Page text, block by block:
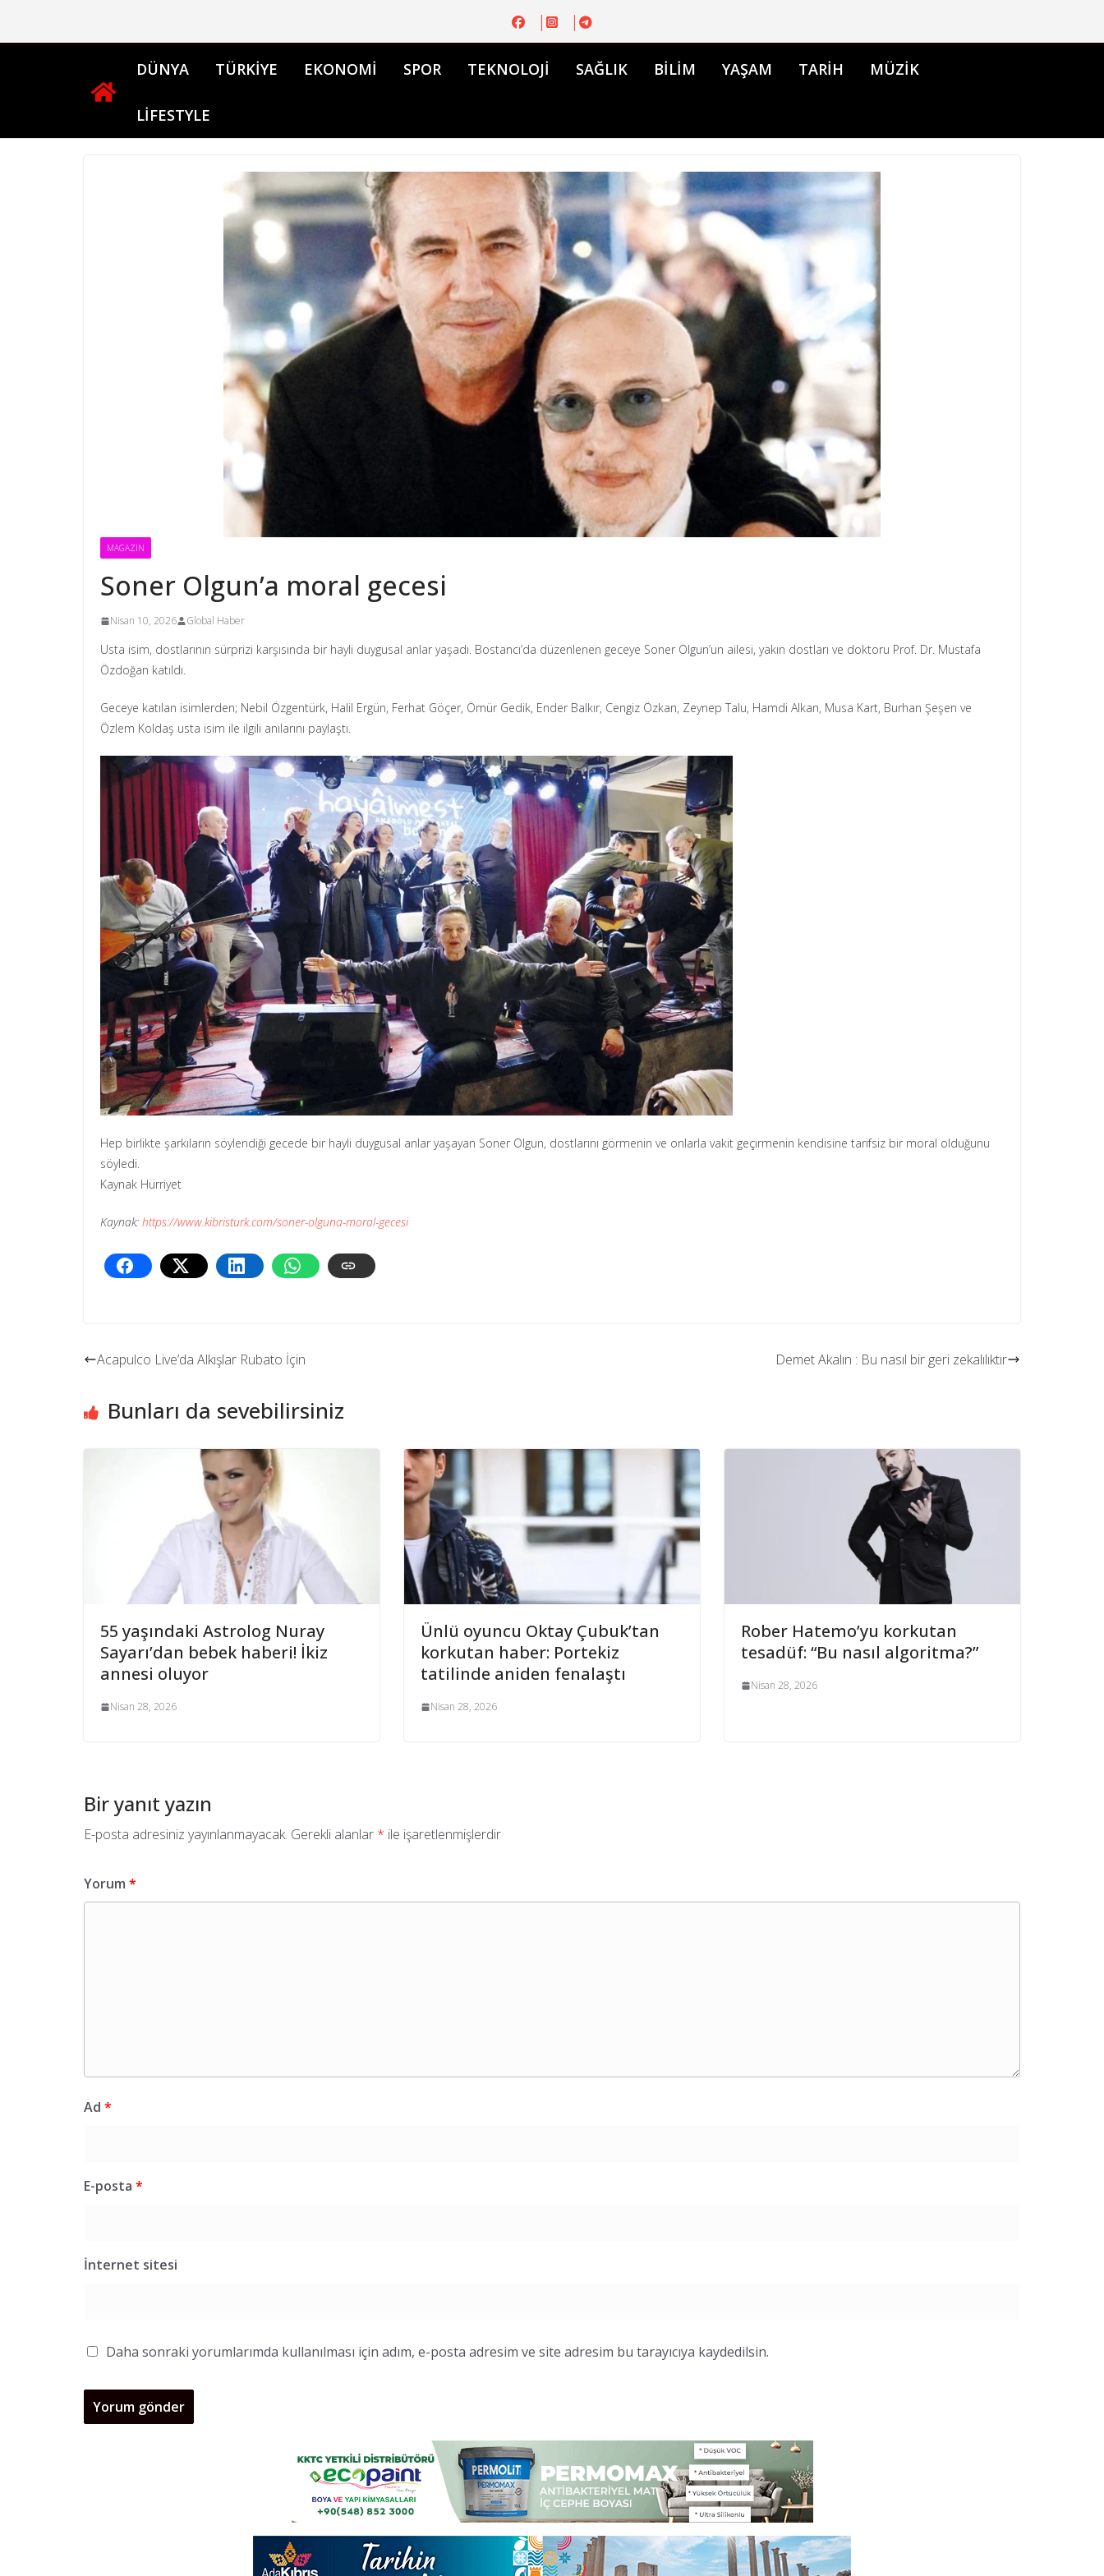
DÜNYA TÜRKİYE EKONOMİ SPOR TEKNOLOJİ SAĞLIK BİLİM YAŞAM TARİH MÜZİK
LİFESTYLE
MAGAZİN
Soner Olgun’a moral gecesi
Nisan 10, 2026 Global Haber
Usta isim, dostlarının sürprizi karşısında bir hayli duygusal anlar yaşadı. Bostancı’da düzenlenen geceye Soner Olgun’un ailesi, yakın dostları ve doktoru Prof. Dr. Mustafa
Özdoğan katıldı.
Geceye katılan isimlerden; Nebil Özgentürk, Halil Ergün, Ferhat Göçer, Ömür Gedik, Ender Balkır, Cengiz Özkan, Zeynep Talu, Hamdi Alkan, Musa Kart, Burhan Şeşen ve
Özlem Koldaş usta isim ile ilgili anılarını paylaştı.
Hep birlikte şarkıların söylendiği gecede bir hayli duygusal anlar yaşayan Soner Olgun, dostlarını görmenin ve onlarla vakit geçirmenin kendisine tarifsiz bir moral olduğunu
söyledi.
Kaynak Hürriyet
Kaynak: https://www.kibristurk.com/soner-olguna-moral-gecesi
Acapulco Live’da Alkışlar Rubato İçin Demet Akalın : Bu nasıl bir geri zekalılıktır
Bunları da sevebilirsiniz
55 yaşındaki Astrolog Nuray
Sayarı’dan bebek haberi! İkiz
annesi oluyor
Nisan 28, 2026
Ünlü oyuncu Oktay Çubuk’tan
korkutan haber: Portekiz
tatilinde aniden fenalaştı
Nisan 28, 2026
Rober Hatemo’yu korkutan
tesadüf: “Bu nasıl algoritma?”
Nisan 28, 2026
Bir yanıt yazın
E-posta adresiniz yayınlanmayacak. Gerekli alanlar * ile işaretlenmişlerdir
Yorum *
Ad *
E-posta *
İnternet sitesi
Daha sonraki yorumlarımda kullanılması için adım, e-posta adresim ve site adresim bu tarayıcıya kaydedilsin.